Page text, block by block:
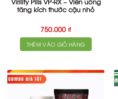
tăng kích thước cậu nhỏ
750.000 ₫
THÊM VÀO GIỎ HÀNG